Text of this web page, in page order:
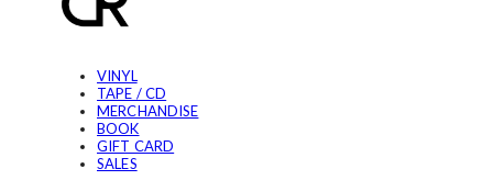
VINYL
TAPE / CD
MERCHANDISE
BOOK
GIFT CARD
SALES